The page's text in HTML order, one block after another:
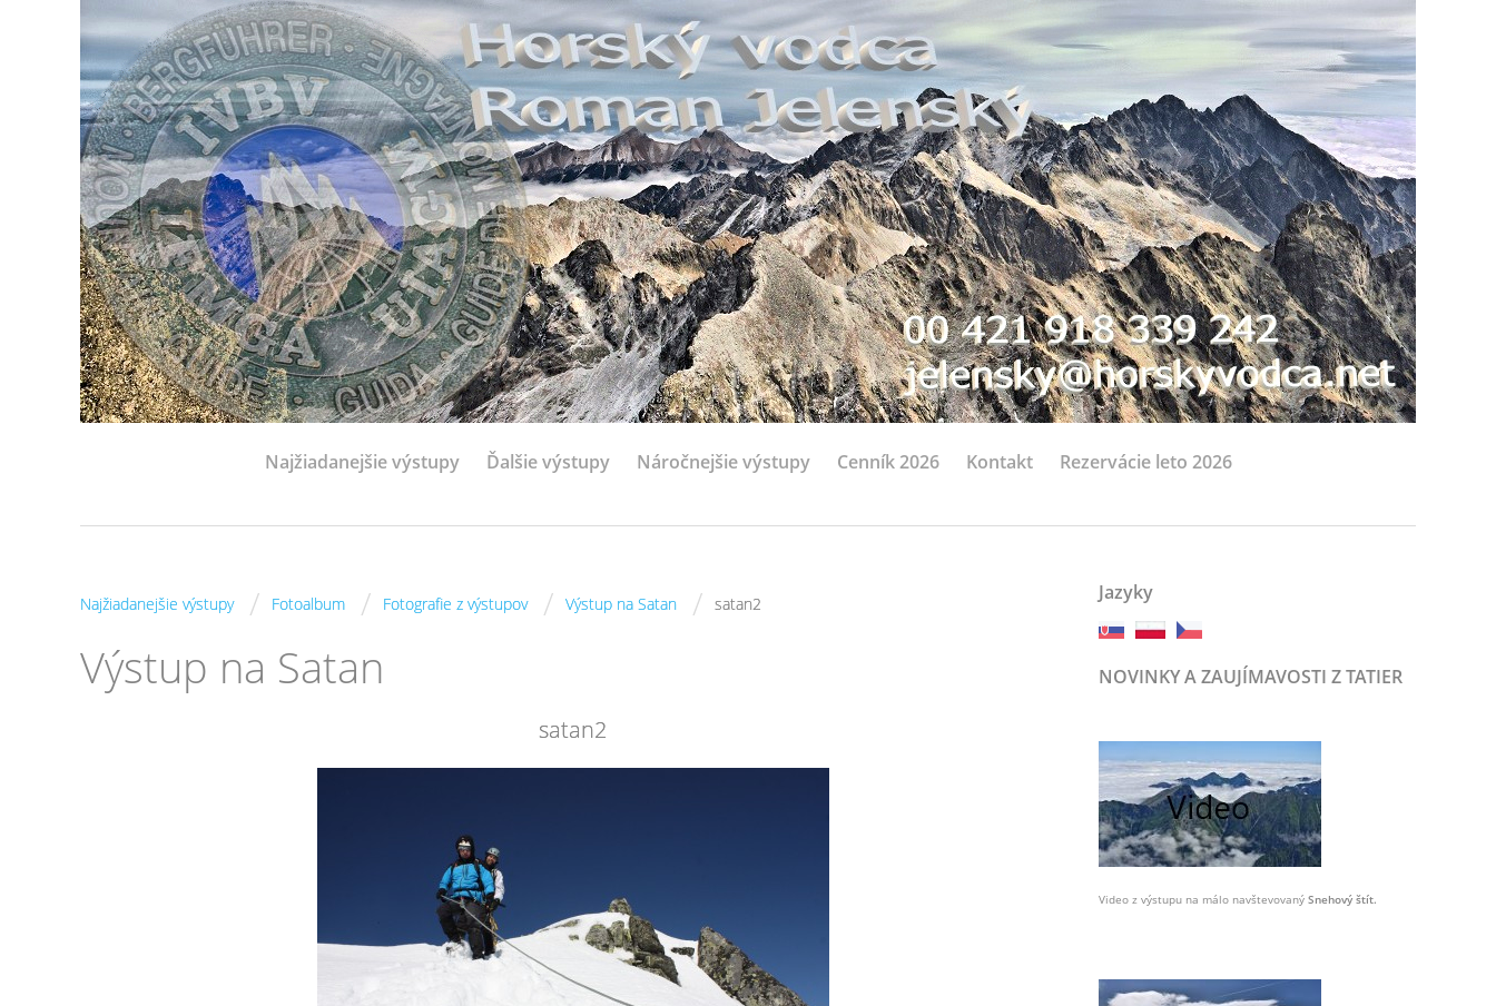
Najžiadanejšie výstupy Ďalšie výstupy Náročnejšie výstupy Cenník 2026 Kontakt Rezervácie leto 2026
Najžiadanejšie výstupy / Fotoalbum / Fotografie z výstupov / Výstup na Satan / satan2
Výstup na Satan
satan2
Jazyky
NOVINKY A ZAUJÍMAVOSTI Z TATIER
Video z výstupu na málo navštevovaný Snehový štít.